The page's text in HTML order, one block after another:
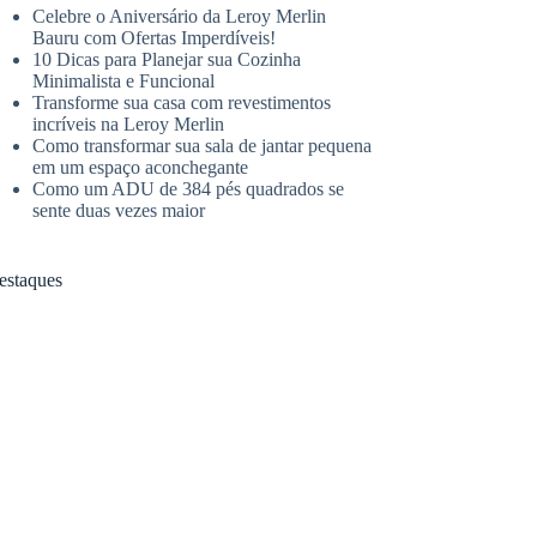
Celebre o Aniversário da Leroy Merlin
Bauru com Ofertas Imperdíveis!
10 Dicas para Planejar sua Cozinha
Minimalista e Funcional
Transforme sua casa com revestimentos
incríveis na Leroy Merlin
Como transformar sua sala de jantar pequena
em um espaço aconchegante
Como um ADU de 384 pés quadrados se
sente duas vezes maior